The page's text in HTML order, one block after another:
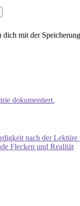
mit der
dokumentiert.
nach der
Flecken und Realität